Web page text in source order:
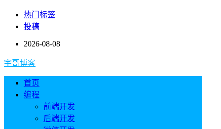
热门标签
投稿
2026-08-08
宇哥博客
首页
编程
前端开发
后端开发